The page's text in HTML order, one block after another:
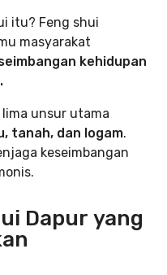
itu? Feng shui
masyarakat
kehidupan
unsur utama
tanah, dan logam.
keseimbangan
Dapur yang